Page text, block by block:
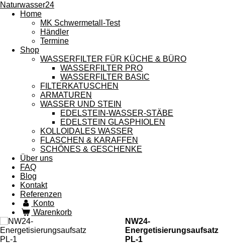
Naturwasser24
Home
MK Schwermetall-Test
Händler
Termine
Shop
WASSERFILTER FÜR KÜCHE & BÜRO
WASSERFILTER PRO
WASSERFILTER BASIC
FILTERKATUSCHEN
ARMATUREN
WASSER UND STEIN
EDELSTEIN-WASSER-STÄBE
EDELSTEIN GLASPHIOLEN
KOLLOIDALES WASSER
FLASCHEN & KARAFFEN
SCHÖNES & GESCHENKE
Über uns
FAQ
Blog
Kontakt
Referenzen
Konto
Warenkorb
NW24-
Energetisierungsaufsatz
PL-1